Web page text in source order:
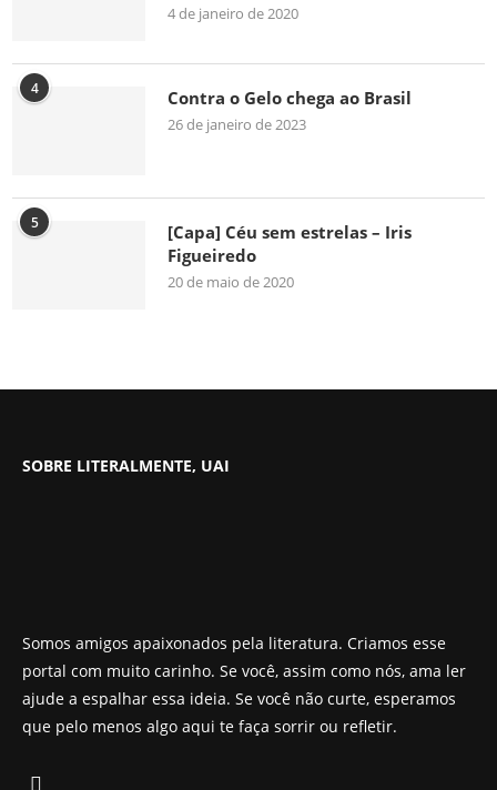
4 de janeiro de 2020
4 Contra o Gelo chega ao Brasil
26 de janeiro de 2023
5
[Capa] Céu sem estrelas – Iris
Figueiredo
20 de maio de 2020
SOBRE LITERALMENTE, UAI
Somos amigos apaixonados pela literatura. Criamos esse
portal com muito carinho. Se você, assim como nós, ama ler
ajude a espalhar essa ideia. Se você não curte, esperamos
que pelo menos algo aqui te faça sorrir ou refletir.